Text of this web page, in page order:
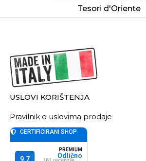
Tesori d'Oriente
USLOVI KORIŠTENJA
Pravilnik o uslovima prodaje